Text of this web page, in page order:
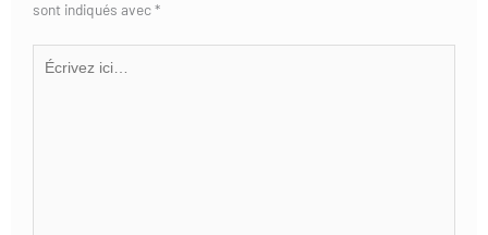
sont indiqués avec*
Écrivez
ici…